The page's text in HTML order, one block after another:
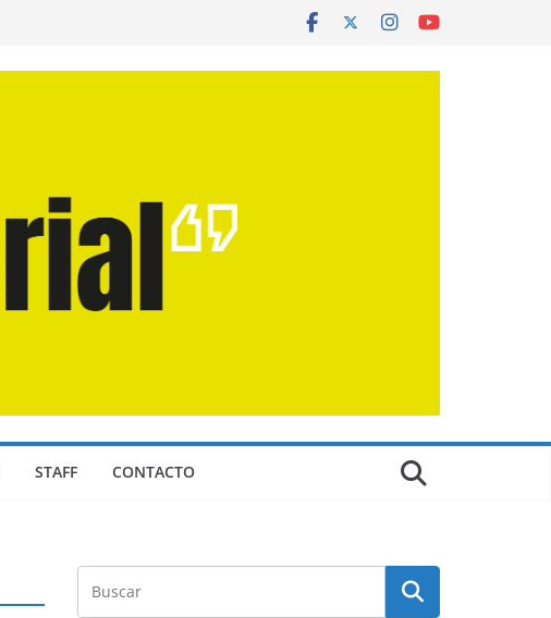
STAFF CONTACTO